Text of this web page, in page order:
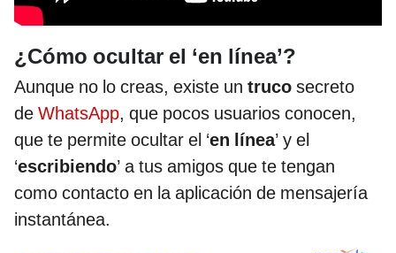
¿Cómo ocultar el ‘en línea’?
Aunque no lo creas, existe un truco secreto
de WhatsApp, que pocos usuarios conocen,
que te permite ocultar el ‘en línea’ y el
‘escribiendo’ a tus amigos que te tengan
como contacto en la aplicación de mensajería
instantánea.